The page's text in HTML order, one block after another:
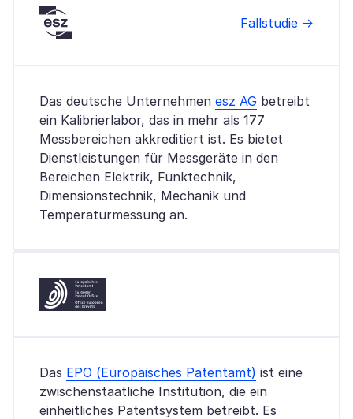
Fallstudie →
Das deutsche Unternehmen esz AG betreibt
ein Kalibrierlabor, das in mehr als 177
Messbereichen akkreditiert ist. Es bietet
Dienstleistungen für Messgeräte in den
Bereichen Elektrik, Funktechnik,
Dimensionstechnik, Mechanik und
Temperaturmessung an.
Das EPO (Europäisches Patentamt) ist eine
zwischenstaatliche Institution, die ein
einheitliches Patentsystem betreibt. Es